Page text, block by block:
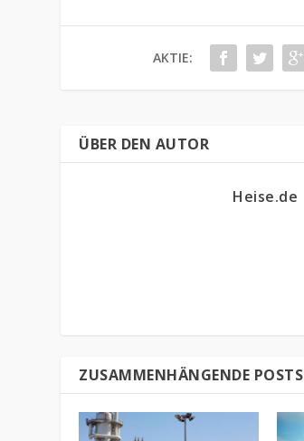
AKTIE:
ÜBER DEN AUTOR
Heise.de
ZUSAMMENHÄNGENDE POSTS